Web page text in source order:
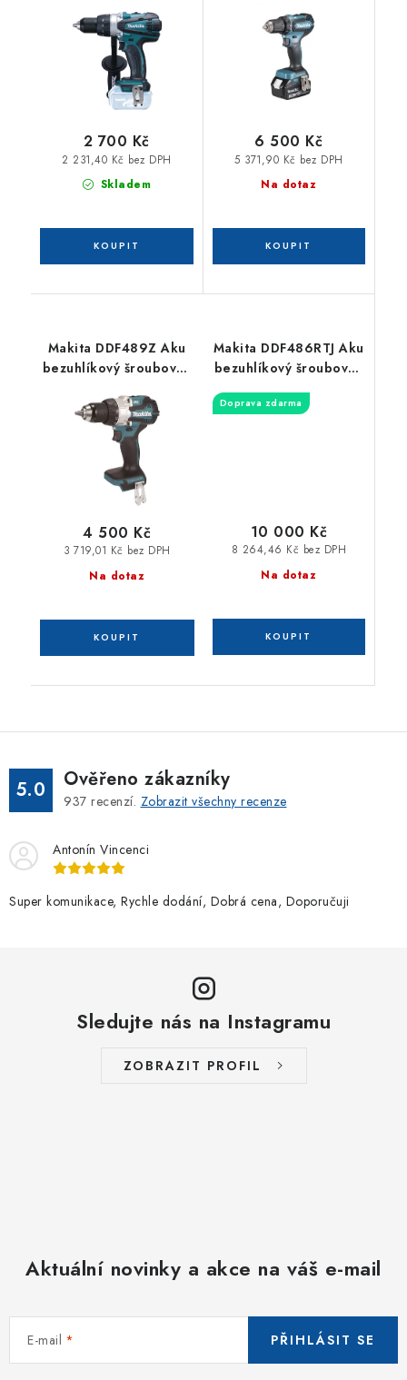
Skladem
2 231,40 Kč bez DPH
2 700 Kč
Na dotaz
5 371,90 Kč bez DPH
6 500 Kč
Makita DDF489Z Aku
bezuhlíkový šroubovák
Z
Na dotaz
3 719,01 Kč bez DPH
4 500 Kč
Makita DDF486RTJ Aku
bezuhlíkový šroubovák
Li-ion LXT 18V 5,0
Ah,Makpac
Doprava zdarma
Na dotaz
8 264,46 Kč bez DPH
10 000 Kč
5.0 Ověřeno zákazníky
937 recenzí. Zobrazit všechny recenze
Antonín Vincenci
Super komunikace, Rychle dodání, Dobrá cena, Doporučuji
Sledujte nás na Instagramu
ZOBRAZIT PROFIL
Aktuální novinky a akce na váš e-mail
E-mail PŘIHLÁSIT SE